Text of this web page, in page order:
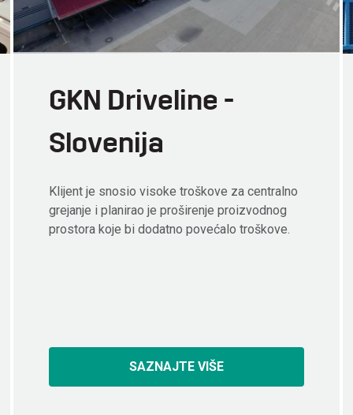
GKN Driveline -
Slovenija
Klijent je snosio visoke troškove za centralno
grejanje i planirao je proširenje proizvodnog
prostora koje bi dodatno povećalo troškove.
SAZNAJTE VIŠE